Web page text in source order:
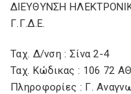
ΔΙΕΥΘΥΝΣΗ
Γ.Γ.Δ.Ε.
Ταχ. Δ/νση : Σίνα 2-4
Ταχ. Κώδικας : 106 72
Πληροφορίες : Γ.